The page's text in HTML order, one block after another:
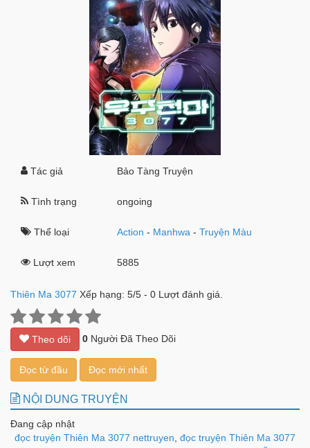
Tác giả Bảo Tàng Truyện
Tình trạng ongoing
Thể loại Action - Manhwa -Truyện Màu
Lượt xem 5885
Thiên Ma 3077 Xếp hạng: 5/5 - 0 Lượt đánh giá.
Theo dõi 0 Người Đã Theo Dõi
Đọc từ đầu Đọc mới nhất
NỘI DUNG TRUYỆN
Đang cập nhật
đọc truyện Thiên Ma 3077 nettruyen đọc truyện Thiên Ma 3077